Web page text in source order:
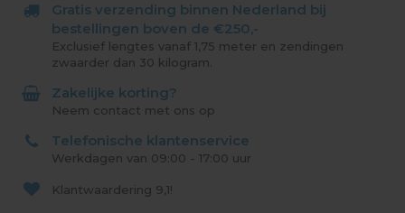
Gratis verzending binnen Nederland bij
bestellingen boven de €250,-
Exclusief lengtes vanaf 1,75 meter en zendingen
zwaarder dan 30 kilogram.
Zakelijke korting?
Neem contact met ons op
Telefonische klantenservice
Werkdagen van 09:00 - 17:00 uur
Klantwaardering 9,1!